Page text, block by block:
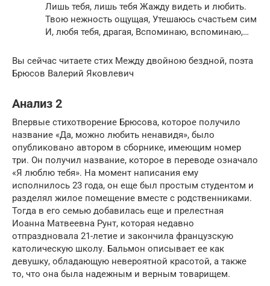
Лишь тебя, лишь тебя Жажду видеть и любить.
Твою нежность ощущая, Утешаюсь счастьем сим
И, любя тебя, драгая, Вспоминаю, вспоминаю,…
Вы сейчас читаете стих Между двойною бездной, поэта
Брюсов Валерий Яковлевич
Анализ 2
Впервые стихотворение Брюсова, которое получило
название «Да, можно любить ненавидя», было
опубликовано автором в сборнике, имеющим номер
три. Он получил название, которое в переводе означало
«Я люблю тебя». На момент написания ему
исполнилось 23 года, он еще был простым студентом и
разделял жилое помещение вместе с родственниками.
Тогда в его семью добавилась еще и прелестная
Иоанна Матвеевна Рунт, которая недавно
отпраздновала 21-летие и закончила французскую
католическую школу. Бальмон описывает ее как
девушку, обладающую невероятной красотой, а также
то, что она была надежным и верным товарищем.